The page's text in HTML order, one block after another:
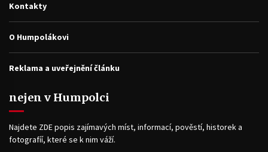
Kontakty
O Humpolákovi
Reklama a uveřejnění článku
nejen v Humpolci
Najdete ZDE popis zajímavých míst, informací, pověstí, historek a
fotografíí, které se k nim váží.